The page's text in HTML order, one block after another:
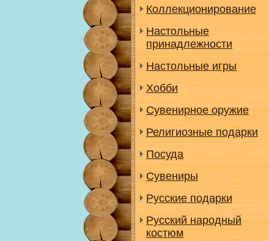
Коллекционирование
Настольные
принадлежности
Настольные игры
Хобби
Сувенирное оружие
Религиозные подарки
Посуда
Сувениры
Русские подарки
Русский народный
костюм